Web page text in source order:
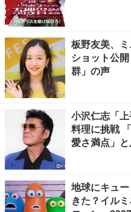
板野友美、
ショット公
群」の声
小沢仁志「
料理に挑戦
愛さ満点」
地球にキュ
きた？イル